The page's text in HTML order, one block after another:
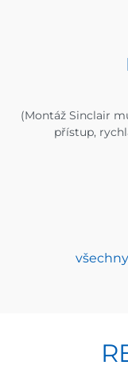
(Montáž Sinclair
přístup,